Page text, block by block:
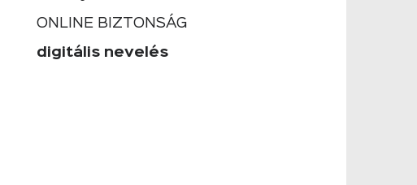
ONLINE BIZTONSÁG
digitális nevelés